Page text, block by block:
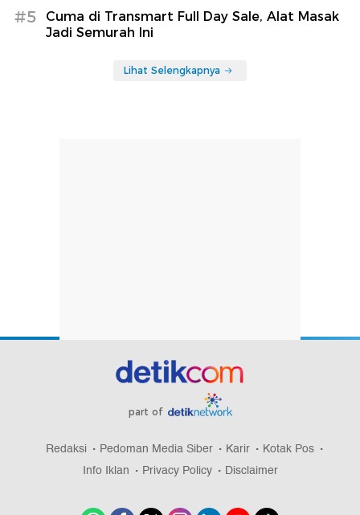
#5
Cuma di Transmart Full Day Sale, Alat Masak
Jadi Semurah Ini
Lihat Selengkapnya
part of
Redaksi Pedoman Media Siber Karir
Kotak Pos
Info Iklan
Privacy Policy Disclaimer